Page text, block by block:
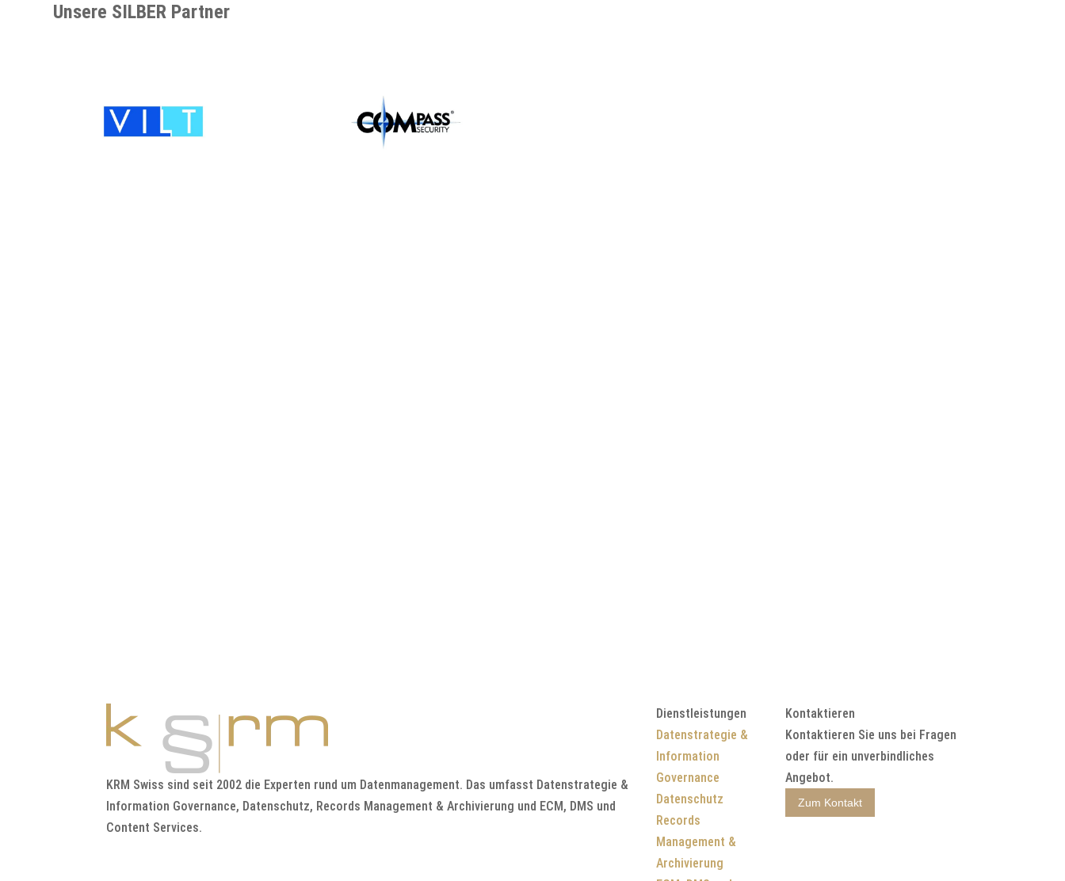
Unsere SILBER Partner
KRM Swiss sind seit 2002 die Experten rund um Datenmanagement. Das umfasst Datenstrategie &
Information Governance, Datenschutz, Records Management & Archivierung und ECM, DMS und
Content Services.
Dienstleistungen
Datenstrategie &
Information
Governance
Datenschutz
Records
Management &
Archivierung
Kontaktieren
Kontaktieren Sie uns bei Fragen
oder für ein unverbindliches
Angebot.
Zum Kontakt